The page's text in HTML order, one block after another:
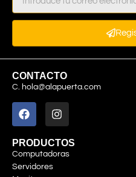
CONTACTO
C. hola@alapuerta.com
PRODUCTOS
Computadoras
Servidores